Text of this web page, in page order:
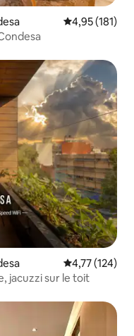
Évaluation
4,95 (181)
Évaluation
4,77 (124)
jacuzzi sur le toit